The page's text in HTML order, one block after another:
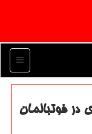
منو
در فوتبالمان